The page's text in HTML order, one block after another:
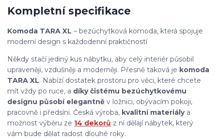
Kompletní specifikace
Komoda TARA XL – bezúchytková komoda, která spojuje
moderní design s každodenní praktičností
Někdy stačí jediný kus nábytku, aby celý interiér působil
upraveněji, vzdušněji a moderněji. Přesně taková je komoda
TARA XL. Nabízí dostatek prostoru pro věci, které chcete
mít vždy po ruce, a díky čistému bezúchytkovému
designu působí elegantně v ložnici, obývacím pokoji,
pracovně i předsíni. Česká výroba, kvalitní materiálya
možnost výběru ze 14 dekorů z ní dělají nábytek, který
vám bude dělat radost dlouhé roky.